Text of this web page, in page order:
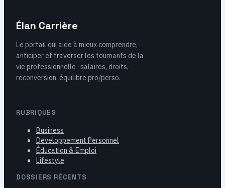
Élan Carrière
Le portail qui aide à mieux comprendre,
anticiper et traverser les tournants de la
vie professionnelle : salaires, droits,
reconversion, équilibre pro/perso.
RUBRIQUES
Business
Développement Personnel
Éducation & Emploi
Lifestyle
DOSSIERS RÉCENTS